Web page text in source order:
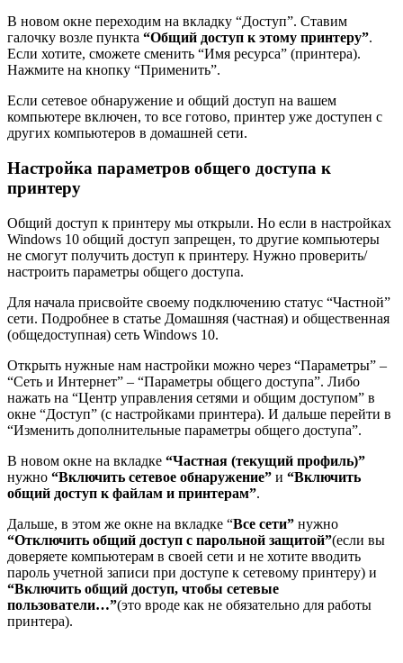
В новом окне переходим на вкладку “Доступ”. Ставим
галочку возле пункта “Общий доступ к этому принтеру”.
Если хотите, сможете сменить “Имя ресурса” (принтера).
Нажмите на кнопку “Применить”.
Если сетевое обнаружение и общий доступ на вашем
компьютере включен, то все готово, принтер уже доступен с
других компьютеров в домашней сети.
Настройка параметров общего доступа к
принтеру
Общий доступ к принтеру мы открыли. Но если в настройках
Windows 10 общий доступ запрещен, то другие компьютеры
не смогут получить доступ к принтеру. Нужно проверить/
настроить параметры общего доступа.
Для начала присвойте своему подключению статус “Частной”
сети. Подробнее в статье Домашняя (частная) и общественная
(общедоступная) сеть Windows 10.
Открыть нужные нам настройки можно через “Параметры” –
“Сеть и Интернет” – “Параметры общего доступа”. Либо
нажать на “Центр управления сетями и общим доступом” в
окне “Доступ” (с настройками принтера). И дальше перейти в
“Изменить дополнительные параметры общего доступа”.
В новом окне на вкладке “Частная (текущий профиль)”
нужно “Включить сетевое обнаружение” и “Включить
общий доступ к файлам и принтерам”.
Дальше, в этом же окне на вкладке “Все сети” нужно
“Отключить общий доступ с парольной защитой”(если вы
доверяете компьютерам в своей сети и не хотите вводить
пароль учетной записи при доступе к сетевому принтеру) и
“Включить общий доступ, чтобы сетевые
пользователи…”(это вроде как не обязательно для работы
принтера).